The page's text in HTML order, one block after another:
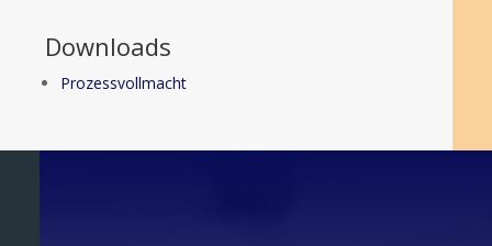
Downloads
Prozessvollmacht